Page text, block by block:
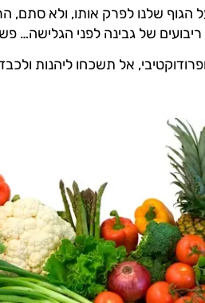
של גבינה לפני הגלישה…
אל תשכחו ליהנות